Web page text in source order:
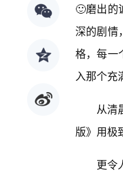
🙂磨出的
深的剧情
格，每一
入那个充
从清
版》用极
更令